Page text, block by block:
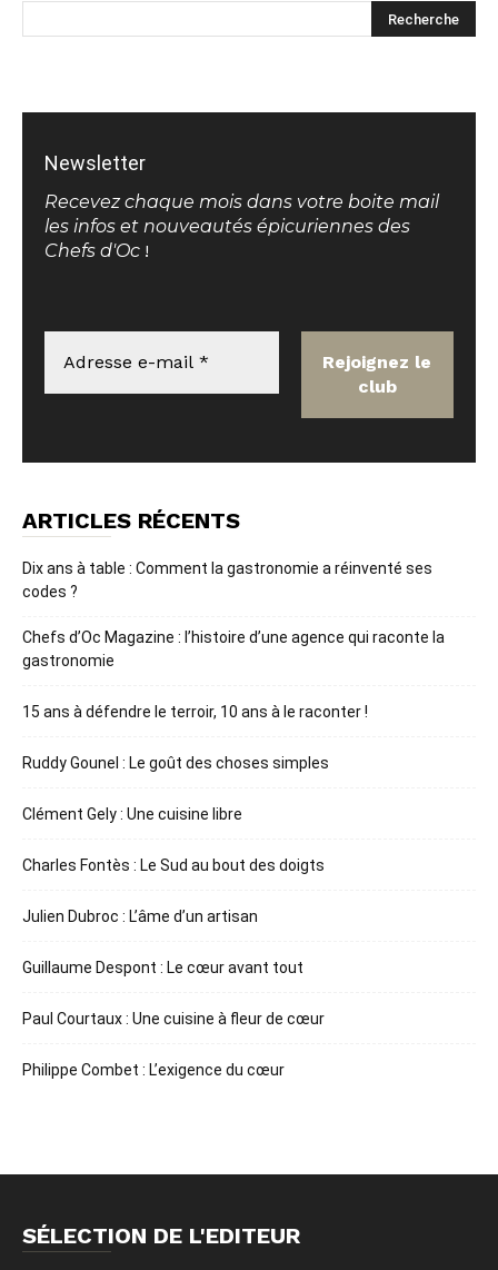
Newsletter
Recevez chaque mois dans votre boite mail
les infos et nouveautés épicuriennes des
Chefs d'Oc !
ARTICLES RÉCENTS
Dix ans à table : Comment la gastronomie a réinventé ses
codes ?
Chefs d’Oc Magazine : l’histoire d’une agence qui raconte la
gastronomie
15 ans à défendre le terroir, 10 ans à le raconter !
Ruddy Gounel : Le goût des choses simples
Clément Gely : Une cuisine libre
Charles Fontès : Le Sud au bout des doigts
Julien Dubroc : L’âme d’un artisan
Guillaume Despont : Le cœur avant tout
Paul Courtaux : Une cuisine à fleur de cœur
Philippe Combet : L’exigence du cœur
SÉLECTION DE L'EDITEUR